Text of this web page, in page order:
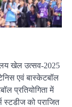
खेल उत्सव-2025
एवं बास्केटबॉल
प्रतियोगिता में
को पराजित